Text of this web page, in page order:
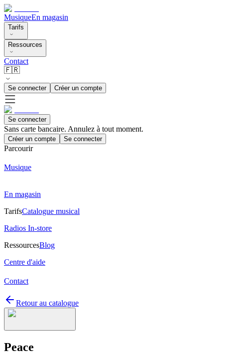
MusiqueEn magasin
Tarifs
Ressources
Contact
🇫🇷
Se connecter Créer un compte
Se connecter
Sans carte bancaire. Annulez à tout moment.
Créer un compte Se connecter
Parcourir
Musique
En magasin
TarifsCatalogue musical
Radios In-store
RessourcesBlog
Centre d'aide
Contact
Retour au catalogue
Peace